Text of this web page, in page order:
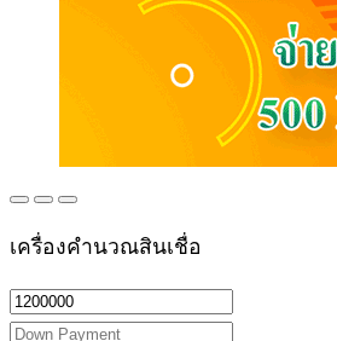
เครื่องคำนวณสินเชื่อ